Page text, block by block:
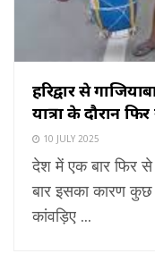
हरिद्वार से
यात्रा के दौरान
10 JULY 2025
देश में एक बार फिर से
बार इसका कारण
कांवड़िए ...